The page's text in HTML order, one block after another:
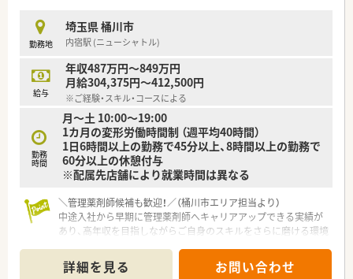
【勤務実態について】
■全社平均の残業時間は月10時間未満となっており、残業代は1
分単位で支給されるためしっかりと還元されます。
■有給休暇は基本的に申請が通りやすく、入社5年以内の従業員
はほぼ全日を消化しているという実績がございます。
■入社から半年から1年間はエリアの中心となるスタート店舗に
配属され、業務に慣れた後に本配属先が決定します。
【こんな方にオススメ】
■引越しを伴うような無理な転勤がなく、一つの地域に根差して
長期的に安定して働きたいとお考えの方に最適です。
日はしっかりとリフレッシュしたい方におすすめです。
■調剤業務だけでなく、会社説明会への参加や社内イベントの企
画など幅広い業務に挑戦してみたい方に向いています。
勤務地
埼玉県 桶川市
内宿駅 (ニューシャトル)
給与
年収487万円～849万円
月給304,375円～412,500円
※ご経験・スキル・コースによる
勤務
時間
月～土 10:00～19:00
1カ月の変形労働時間制 （週平均40時間）
1日6時間以上の勤務で45分以上、8時間以上の勤務で
60分以上の休憩付与
※配属先店舗により就業時間は異なる
＼管理薬剤師候補も歓迎！／（桶川市エリア担当より）
中途入社から早期に管理薬剤師へキャリアアップできる実績が
あり、高年収を目指しながらご自身のスキルをさらに磨ける環境
＊------------------------------------------＊
詳細を見る お問い合わせ